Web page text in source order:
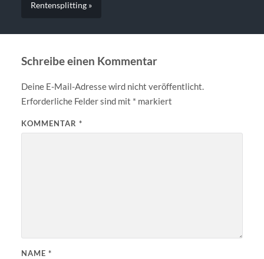
Rentensplitting »
Schreibe einen Kommentar
Deine E-Mail-Adresse wird nicht veröffentlicht.
Erforderliche Felder sind mit * markiert
KOMMENTAR *
NAME *